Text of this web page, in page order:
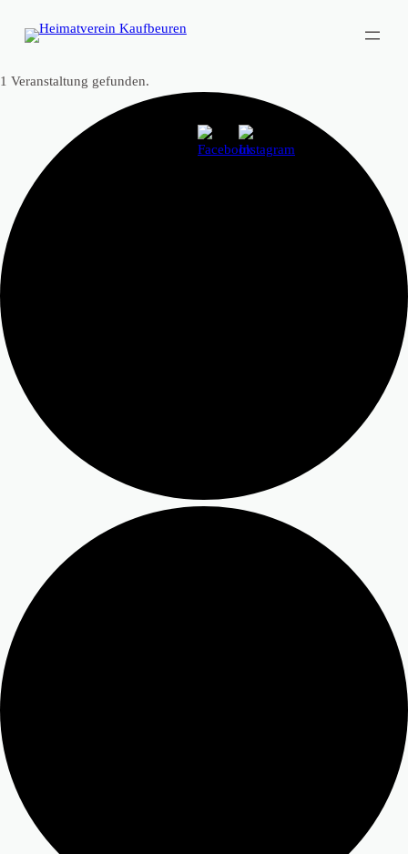
1 Veranstaltung gefunden.